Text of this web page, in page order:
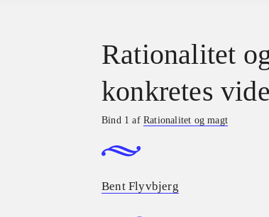
Rationalitet
konkretes
Bind 1 afRationalitet og magt
Bent Flyvbjerg